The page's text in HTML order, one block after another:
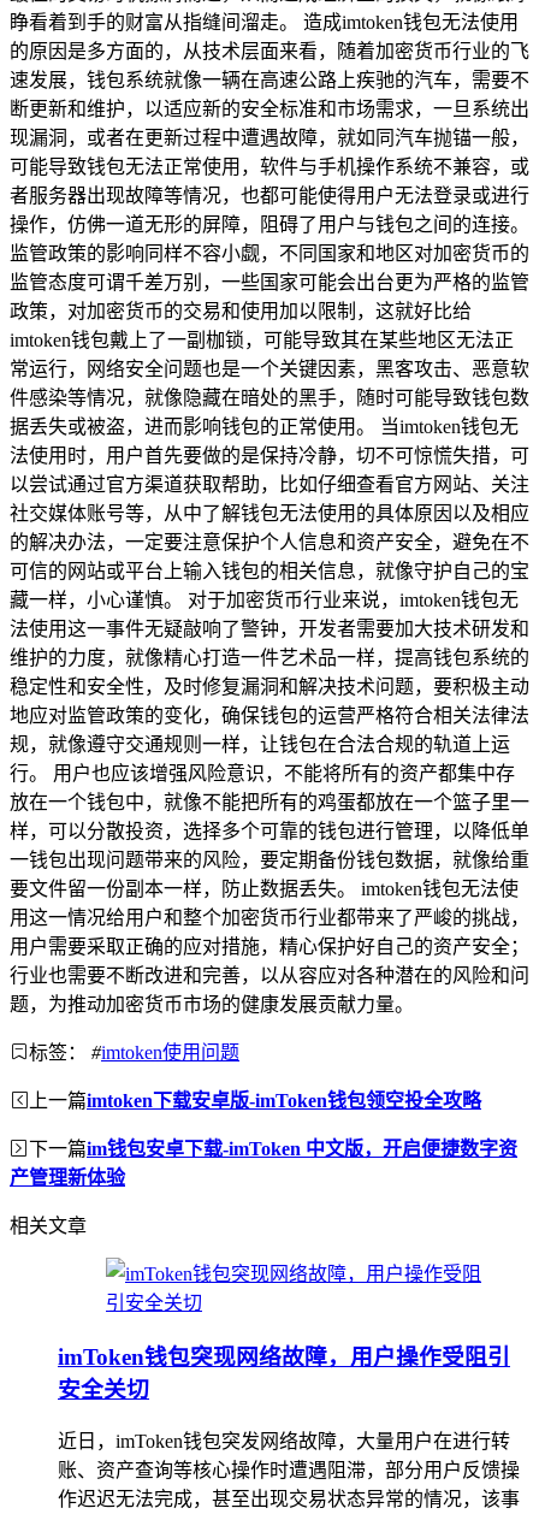
睁看着到手的财富从指缝间溜走。 造成imtoken钱包无法使用
的原因是多方面的，从技术层面来看，随着加密货币行业的飞
速发展，钱包系统就像一辆在高速公路上疾驰的汽车，需要不
断更新和维护，以适应新的安全标准和市场需求，一旦系统出
现漏洞，或者在更新过程中遭遇故障，就如同汽车抛锚一般，
可能导致钱包无法正常使用，软件与手机操作系统不兼容，或
者服务器出现故障等情况，也都可能使得用户无法登录或进行
操作，仿佛一道无形的屏障，阻碍了用户与钱包之间的连接。
监管政策的影响同样不容小觑，不同国家和地区对加密货币的
监管态度可谓千差万别，一些国家可能会出台更为严格的监管
政策，对加密货币的交易和使用加以限制，这就好比给
imtoken钱包戴上了一副枷锁，可能导致其在某些地区无法正
常运行，网络安全问题也是一个关键因素，黑客攻击、恶意软
件感染等情况，就像隐藏在暗处的黑手，随时可能导致钱包数
据丢失或被盗，进而影响钱包的正常使用。 当imtoken钱包无
法使用时，用户首先要做的是保持冷静，切不可惊慌失措，可
以尝试通过官方渠道获取帮助，比如仔细查看官方网站、关注
社交媒体账号等，从中了解钱包无法使用的具体原因以及相应
的解决办法，一定要注意保护个人信息和资产安全，避免在不
可信的网站或平台上输入钱包的相关信息，就像守护自己的宝
藏一样，小心谨慎。 对于加密货币行业来说，imtoken钱包无
法使用这一事件无疑敲响了警钟，开发者需要加大技术研发和
维护的力度，就像精心打造一件艺术品一样，提高钱包系统的
稳定性和安全性，及时修复漏洞和解决技术问题，要积极主动
地应对监管政策的变化，确保钱包的运营严格符合相关法律法
规，就像遵守交通规则一样，让钱包在合法合规的轨道上运
行。 用户也应该增强风险意识，不能将所有的资产都集中存
放在一个钱包中，就像不能把所有的鸡蛋都放在一个篮子里一
样，可以分散投资，选择多个可靠的钱包进行管理，以降低单
一钱包出现问题带来的风险，要定期备份钱包数据，就像给重
要文件留一份副本一样，防止数据丢失。 imtoken钱包无法使
用这一情况给用户和整个加密货币行业都带来了严峻的挑战，
用户需要采取正确的应对措施，精心保护好自己的资产安全；
行业也需要不断改进和完善，以从容应对各种潜在的风险和问
题，为推动加密货币市场的健康发展贡献力量。
标签： #imtoken使用问题
上一篇imtoken下载安卓版-imToken钱包领空投全攻略
下一篇im钱包安卓下载-imToken 中文版，开启便捷数字资
产管理新体验
相关文章
imToken钱包突现网络故障，用户操作受阻引
安全关切
近日，imToken钱包突发网络故障，大量用户在进行转
账、资产查询等核心操作时遭遇阻滞，部分用户反馈操
作迟迟无法完成，甚至出现交易状态异常的情况，该事